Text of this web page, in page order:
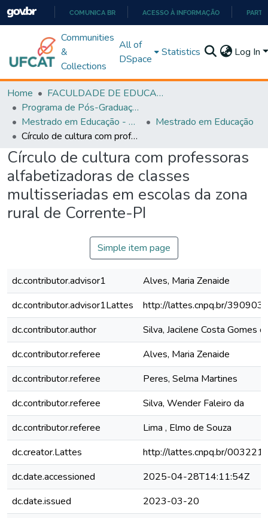
PARA
O
COMUNICA BR ACESSO À INFORMAÇÃO
Communities
&
Collections
All of
DSpace
Statistics Log In
Home
FACULDADE DE EDUCAÇÃO
Programa de Pós-Graduação em Educação (PPGEDUC)
Mestrado em Educação - PPGEDUC
Mestrado em Educação
Círculo de cultura com professoras alfabetizadoras de classes multisseriadas em escolas da zona rural de Corrente-PI
Círculo de cultura com professoras
alfabetizadoras de classes
multisseriadas em escolas da zona
rural de Corrente-PI
Simple item page
dc.contributor.advisor1
Alves, Maria Zenaide
dc.contributor.advisor1Lattes
http://lattes.cnpq.br/
dc.contributor.author
Silva, Jacilene Costa Gomes
dc.contributor.referee
Alves, Maria Zenaide
dc.contributor.referee
Peres, Selma Martines
dc.contributor.referee
Silva, Wender Faleiro da
dc.contributor.referee
Lima , Elmo de Souza
dc.creator.Lattes
http://lattes.cnpq.br/
dc.date.accessioned
2025-04-28T14:11:54Z
dc.date.issued
2023-03-20